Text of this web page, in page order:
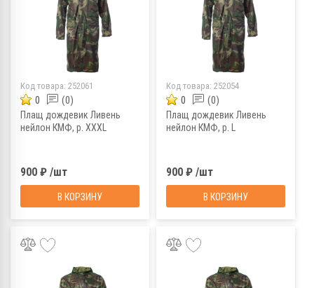
Код товара: 252061
0 (0)
Плащ дождевик Ливень
нейлон КМФ, р. XXXL
900 ₽ /шт
В КОРЗИНУ
Код товара: 252054
0 (0)
Плащ дождевик Ливень
нейлон КМФ, р. L
900 ₽ /шт
В КОРЗИНУ